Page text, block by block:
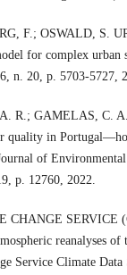
F.; OSWALD, S.
for complex urban
n. 20, p. 5703-5727,
R.; GAMELAS, C.
quality in
of
p. 12760, 2022.
CHANGE SERVICE
reanalyses of
Service Climate